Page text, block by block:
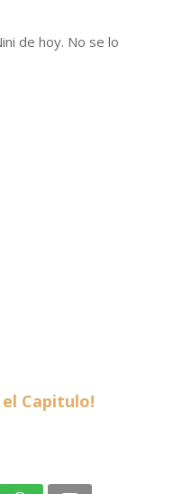
de hoy. No se lo
Capitulo!